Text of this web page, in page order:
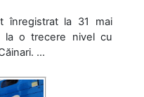
înregistrat la 31 mai
la o trecere nivel cu
...